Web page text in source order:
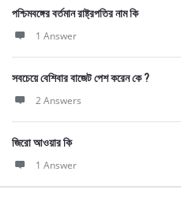
পশ্চিমবঙ্গের বর্তমান রাষ্ট্রপতির নাম কি
1 Answer
সবচেয়ে বেশিবার বাজেট পেশ করেন কে ?
2 Answers
জিরো আওয়ার কি
1 Answer